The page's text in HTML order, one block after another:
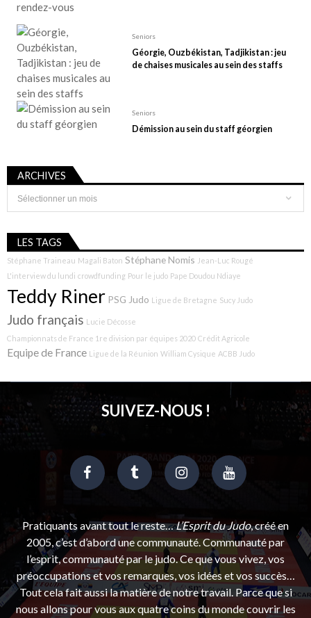
Seniors
Géorgie, Ouzbékistan, Tadjikistan : jeu
de chaises musicales au sein des staffs
Seniors
Démission au sein du staff géorgien
ARCHIVES
Archives
LES TAGS
Stéphane Traineau Magali Baton Stéphane Nomis Jean-Luc Rougé
L'interview du lundi crowdfunding Pour le judo Pape Doudou Ndiaye
Teddy Riner PSG Judo Ligue de Bretagne Sucy Judo
Judo français Lucie Décosse
Championnats de France 1re division par équipes 2020 Crédit Agricole
Equipe de France Ligue de la Réunion William Cysique ACBB Judo
SUIVEZ-NOUS !
Pratiquants avant tout le reste…L’Esprit du Judo, créé en
2005, c’est d’abord une communauté. Communauté par
l’esprit, communauté par le judo. Ce que vous vivez, vos
préoccupations et vos remarques, vos idées et vos succès…
Tout cela fait aussi la matière de notre travail. Parce que si
nous allons pour vous aux quatre coins du monde couvrir les